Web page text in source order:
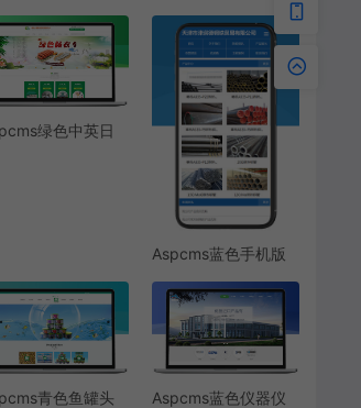
绿色中英日
Aspcms蓝色手机版
青色鱼罐头
Aspcms蓝色仪器仪